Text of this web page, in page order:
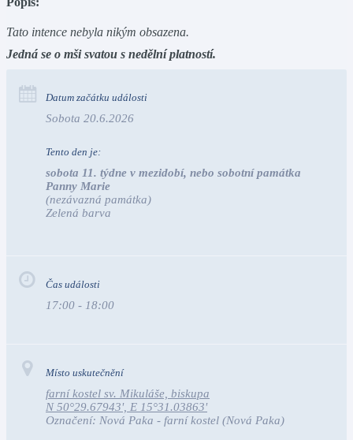
Tato intence nebyla nikým obsazena.
Jedná se o mši svatou s nedělní platností.
Datum začátku události
Sobota 20.6.2026
Tento den je:
sobota 11. týdne v mezidobí, nebo sobotní památka
Panny Marie
(nezávazná památka)
Zelená barva
Čas události
17:00 - 18:00
Místo uskutečnění
farní kostel sv. Mikuláše, biskupa
N 50°29.67943', E 15°31.03863'
Označení: Nová Paka - farní kostel (Nová Paka)